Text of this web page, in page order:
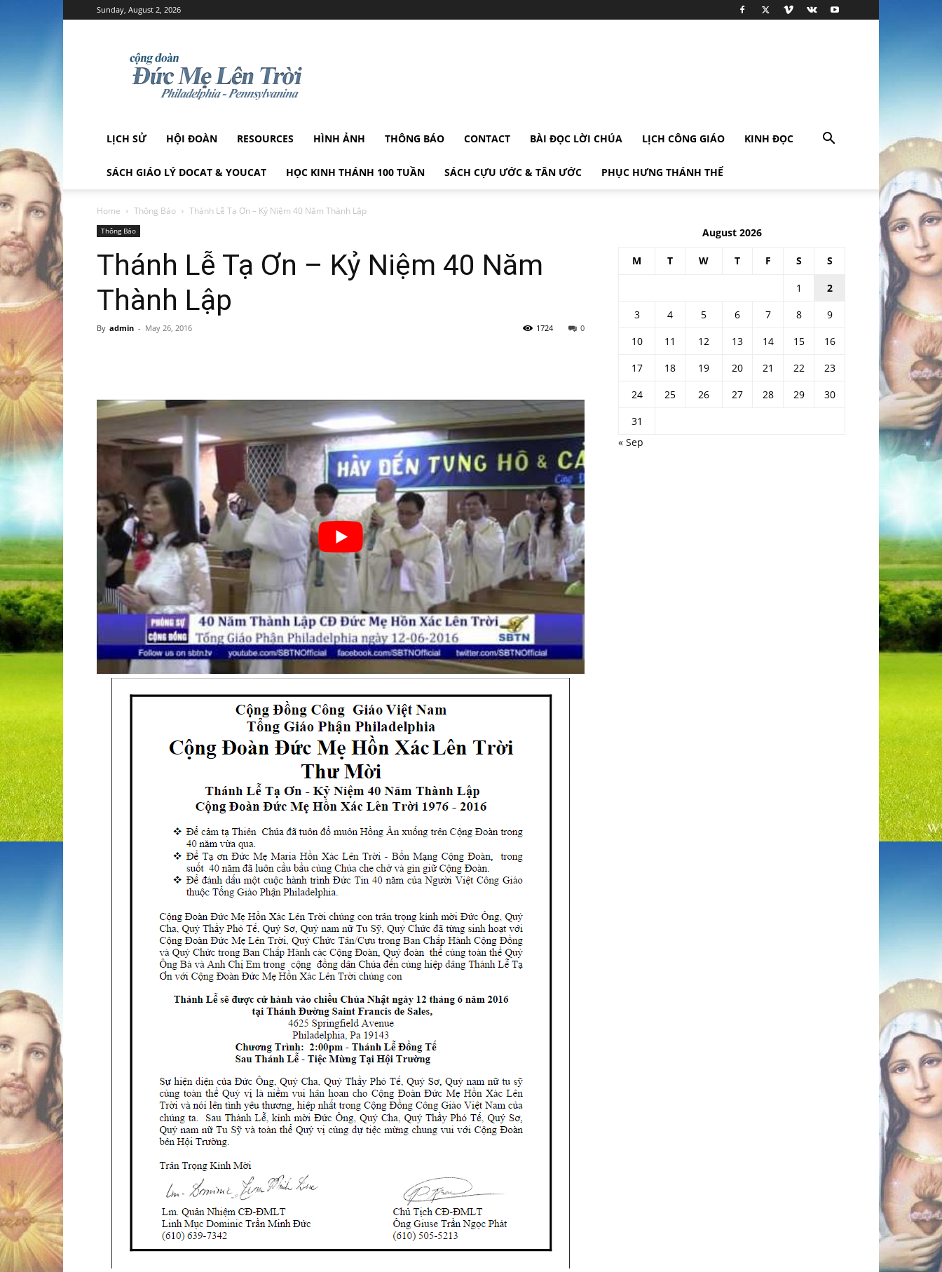
Sunday, August 2, 2026
Đức
Mẹ
LỊCH SỬ
HỘI ĐOÀN RESOURCES HÌNH ẢNH THÔNG BÁO CONTACT BÀI ĐỌC LỜI CHÚA LỊCH CÔNG GIÁO KINH ĐỌC
SÁCH GIÁO LÝ DOCAT & YOUCAT HỌC KINH THÁNH 100 TUẦN SÁCH CỰU ƯỚC & TÂN ƯỚC PHỤC HƯNG THÁNH THỂ
Home Thông Báo Thánh Lễ Tạ Ơn – Kỷ Niệm 40 Năm Thành Lập
Thông Báo
Thánh Lễ Tạ Ơn – Kỷ Niệm 40 Năm
Thành Lập
By admin - May 26, 2016 0
1724
August 2026
M T W T F S S
1
2
3
4 5 6 7 8
9
10
11 12 13 14 15
16
17
18 19 20 21 22
23
24
25 26 27 28 29
30
31
« Sep